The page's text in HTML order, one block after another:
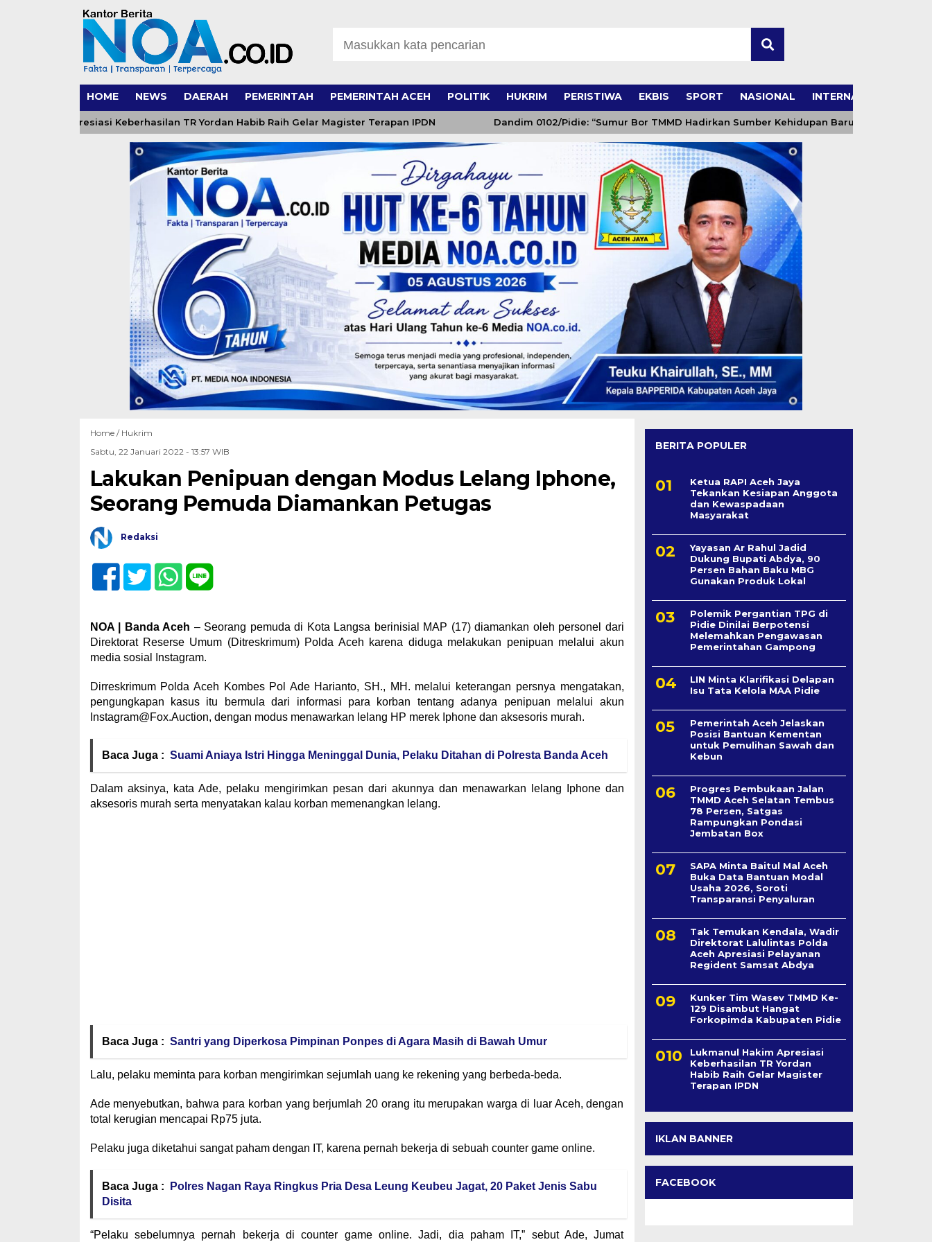
HOME NEWS DAERAH PEMERINTAH PEMERINTAH ACEH POLITIK HUKRIM PERISTIWA EKBIS SPORT NASIONAL INTERNASIONAL
Hakim Apresiasi Keberhasilan TR Yordan Habib Raih Gelar Magister Terapan IPDN Dandim 0102/Pidie: “Sumur Bor TMMD Hadirkan Sumber Kehidupan Baru bagi Masyarakat”
Home / Hukrim
Sabtu, 22 Januari 2022 - 13:57 WIB
Lakukan Penipuan dengan Modus Lelang Iphone,
Seorang Pemuda Diamankan Petugas
Redaksi
NOA | Banda Aceh – Seorang pemuda di Kota Langsa berinisial MAP (17) diamankan oleh personel dari
Direktorat Reserse Umum (Ditreskrimum) Polda Aceh karena diduga melakukan penipuan melalui akun
media sosial Instagram.
Dirreskrimum Polda Aceh Kombes Pol Ade Harianto, SH., MH. melalui keterangan persnya mengatakan,
pengungkapan kasus itu bermula dari informasi para korban tentang adanya penipuan melalui akun
Instagram@Fox.Auction, dengan modus menawarkan lelang HP merek Iphone dan aksesoris murah.
Baca Juga : Suami Aniaya Istri Hingga Meninggal Dunia, Pelaku Ditahan di Polresta Banda Aceh
Dalam aksinya, kata Ade, pelaku mengirimkan pesan dari akunnya dan menawarkan lelang Iphone dan
aksesoris murah serta menyatakan kalau korban memenangkan lelang.
Baca Juga : Santri yang Diperkosa Pimpinan Ponpes di Agara Masih di Bawah Umur
Lalu, pelaku meminta para korban mengirimkan sejumlah uang ke rekening yang berbeda-beda.
Ade menyebutkan, bahwa para korban yang berjumlah 20 orang itu merupakan warga di luar Aceh, dengan
total kerugian mencapai Rp75 juta.
Pelaku juga diketahui sangat paham dengan IT, karena pernah bekerja di sebuah counter game online.
Baca Juga :
Polres Nagan Raya Ringkus Pria Desa Leung Keubeu Jagat, 20 Paket Jenis Sabu
Disita
“Pelaku sebelumnya pernah bekerja di counter game online. Jadi, dia paham IT,” sebut Ade, Jumat
BERITA POPULER
Ketua RAPI Aceh Jaya
Tekankan Kesiapan Anggota
dan Kewaspadaan
Masyarakat
Yayasan Ar Rahul Jadid
Dukung Bupati Abdya, 90
Persen Bahan Baku MBG
Gunakan Produk Lokal
Polemik Pergantian TPG di
Pidie Dinilai Berpotensi
Melemahkan Pengawasan
Pemerintahan Gampong
LIN Minta Klarifikasi Delapan
Isu Tata Kelola MAA Pidie
Pemerintah Aceh Jelaskan
Posisi Bantuan Kementan
untuk Pemulihan Sawah dan
Kebun
Progres Pembukaan Jalan
TMMD Aceh Selatan Tembus
78 Persen, Satgas
Rampungkan Pondasi
Jembatan Box
SAPA Minta Baitul Mal Aceh
Buka Data Bantuan Modal
Usaha 2026, Soroti
Transparansi Penyaluran
Tak Temukan Kendala, Wadir
Direktorat Lalulintas Polda
Aceh Apresiasi Pelayanan
Regident Samsat Abdya
Kunker Tim Wasev TMMD Ke-
129 Disambut Hangat
Forkopimda Kabupaten Pidie
Lukmanul Hakim Apresiasi
Keberhasilan TR Yordan
Habib Raih Gelar Magister
Terapan IPDN
IKLAN BANNER
FACEBOOK